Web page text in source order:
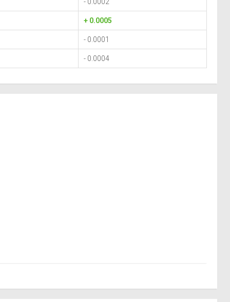
+ 0.0005
- 0.0001
- 0.0004